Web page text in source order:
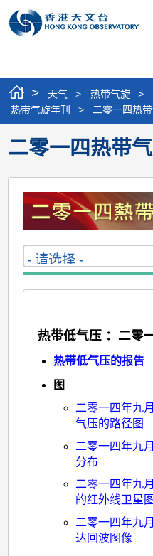
> 天气 > 热带气旋 >
热带气旋年刊
> 二零一四热
二零一四热带
热带低气压 ：二零
热带低气压的报告
图
二零一四年九
气压的路径图
二零一四年九
分布
二零一四年九
的红外线卫星
二零一四年九
达回波图像